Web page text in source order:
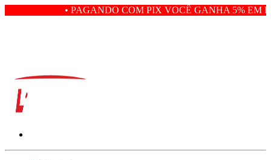
• PAGANDO COM PIX VOCÊ GANHA 5% EM